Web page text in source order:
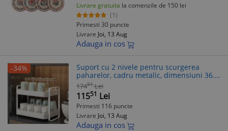
Livrare gratuita la comenzile de 150 lei
(1)
Primesti 30 puncte
Livrare Joi, 13 Aug
Adauga in cos
-34%
Suport cu 2 nivele pentru scurgerea
paharelor, cadru metalic, dimensiuni 36.5
x 25.5 x 29 cm, alb
17491 Lei
11551 Lei
Primesti 116 puncte
Livrare Joi, 13 Aug
Adauga in cos